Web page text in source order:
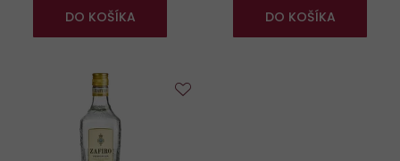
DO KOŠÍKA DO KOŠÍKA